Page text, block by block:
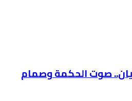
صوت الحكمة وصمام